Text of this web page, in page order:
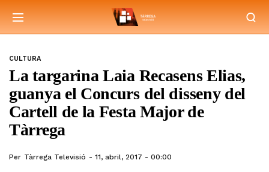
CULTURA
La targarina Laia Recasens Elias,
guanya el Concurs del disseny del
Cartell de la Festa Major de
Tàrrega
Per Tàrrega Televisió 11, abril, 2017 - 00:00